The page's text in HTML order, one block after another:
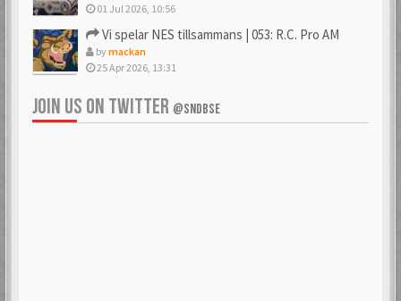
01 Jul 2026, 10:56
Vi spelar NES tillsammans | 053: R.C. Pro AM
bymackan
25 Apr 2026, 13:31
JOIN US ON TWITTER @SNDBSE